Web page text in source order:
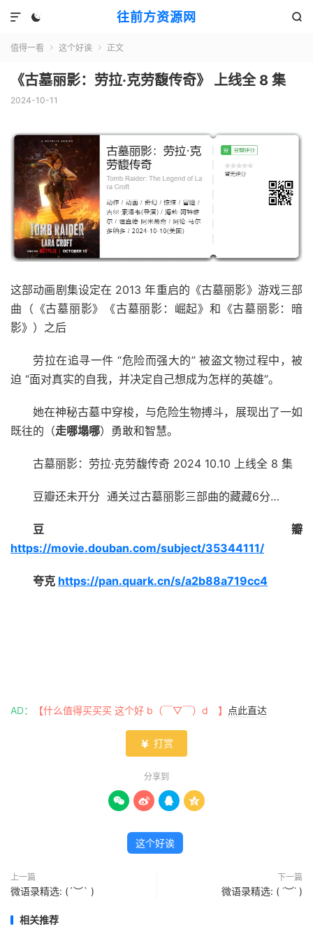
往前方资源网
 

值得一看  这个好诶  正文
《古墓丽影：劳拉·克劳馥传奇》 上线全 8 集
2024-10-11
这部动画剧集设定在 2013 年重启的《古墓丽影》游戏三部
曲（《古墓丽影》《古墓丽影：崛起》和《古墓丽影：暗
影》）之后
劳拉在追寻一件 “危险而强大的” 被盗文物过程中，被
迫 “面对真实的自我，并决定自己想成为怎样的英雄”。
她在神秘古墓中穿梭，与危险生物搏斗，展现出了一如
既往的（走哪塌哪）勇敢和智慧。
古墓丽影：劳拉·克劳馥传奇 2024 10.10 上线全 8 集
豆瓣还未开分 通关过古墓丽影三部曲的藏藏6分…
豆瓣
https://movie.douban.com/subject/35344111/
夸克 https://pan.quark.cn/s/a2b88a719cc4
AD： 【什么值得买买买 这个好 b（￣▽￣）d 】 点此直达
 打赏
分享到
   
这个好诶
上一篇
微语录精选: (´︶` )
下一篇
微语录精选: ( ˙︶˙ )
相关推荐